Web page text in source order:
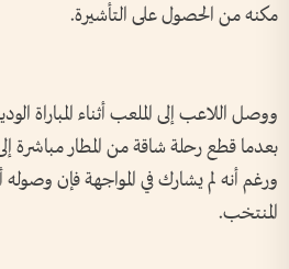
مكنه من الحصول على التأشيرة.
ووصل اللاعب إلى الملعب أثناء المباراة
بعدما قطع رحلة شاقة من المطار مباشرة
ورغم أنه لم يشارك في المواجهة فإن
المنتخب.